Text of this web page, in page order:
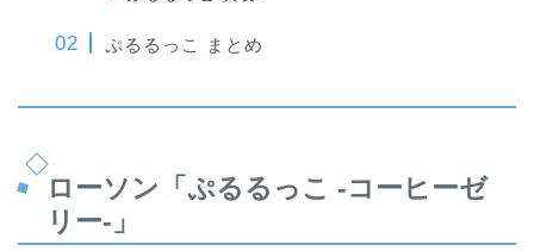
ぷるるっこ まとめ
ローソン「ぷるるっこ -コーヒーゼ
リー-」